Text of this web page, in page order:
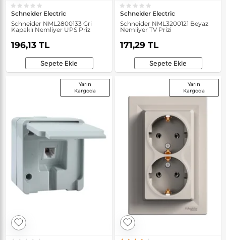
Schneider Electric
Schneider NML2800133 Gri
Kapaklı Nemliyer UPS Priz
196,13 TL
Sepete Ekle
Schneider Electric
Schneider NML3200121 Beyaz
Nemliyer TV Prizi
171,29 TL
Sepete Ekle
Yarın
Kargoda
Yarın
Kargoda